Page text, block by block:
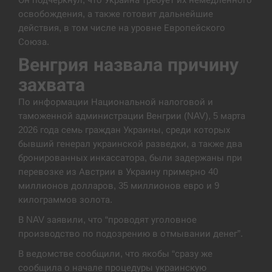
13:53
В Москве пожаловались на “кратный рост” атак
дронов Украины
СЕРПЕНЬ
13:40
Біля українського літака в аеропорту Лейпцига
виявили дрон, ймовірно, з…
СЕРПЕНЬ
13:23
“Они должны быть уничтожены”: в МИДе
ответили, как отреагируют на…
Тайвань проводить найбільші військові
навчання на тлі загрози вторгнення з…
СЕРПЕНЬ
освобождения, а также готовит дальнейшие
действия, в том числе на уровне Европейского
Союза.
Венгрия назвала причину
захвата
По информации Национальной налоговой и
таможенной администрации Венгрии (NAV), 5 марта
2026 года семь граждан Украины, среди которых
бывший генерал украинской разведки, а также два
бронированных инкассатора, были задержаны при
перевозке из Австрии в Украину примерно 40
миллионов долларов, 35 миллионов евро и 9
килограммов золота.
В NAV заявили, что “проводят уголовное
производство по подозрению в отмывании денег”.
В ведомстве сообщили, что якобы “сразу же
сообщила о начале процедуры украинскую